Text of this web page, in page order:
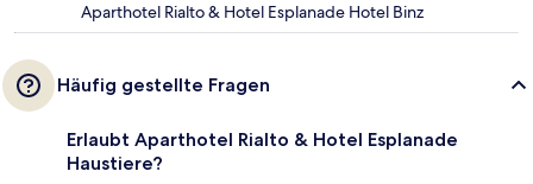
Aparthotel Rialto & Hotel Esplanade Hotel Binz
Häufig gestellte Fragen
Erlaubt Aparthotel Rialto & Hotel Esplanade
Haustiere?